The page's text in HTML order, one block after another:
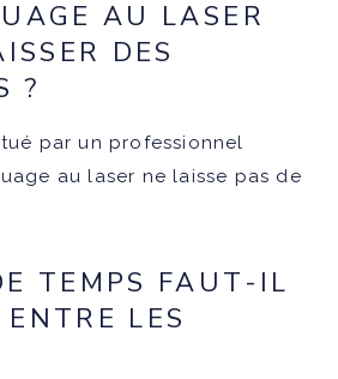
AU LASER
DES
?
par un professionnel
au laser ne laisse pas de
TEMPS FAUT-IL
LES